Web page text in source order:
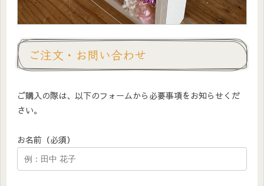
ご注文・お問い合わせ
ご購入の際は、以下のフォームから必要事項をお知らせくだ
さい。
お名前（必須）